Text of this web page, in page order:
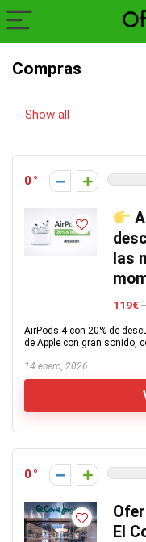
Compras
Show all
0
las
119€
AirPods 4 con 20% de
de Apple con gran sonido,
14 enero, 2026
0
El